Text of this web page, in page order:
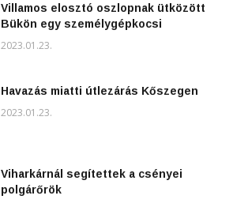
Villamos elosztó oszlopnak ütközött
Bükön egy személygépkocsi
2023.01.23.
Havazás miatti útlezárás Kőszegen
2023.01.23.
Viharkárnál segítettek a csényei
polgárőrök